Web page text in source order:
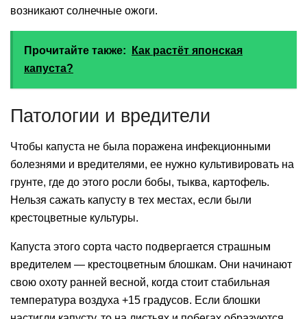
возникают солнечные ожоги.
Прочитайте также:
Как растёт японская
капуста?
Патологии и вредители
Чтобы капуста не была поражена инфекционными
болезнями и вредителями, ее нужно культивировать на
грунте, где до этого росли бобы, тыква, картофель.
Нельзя сажать капусту в тех местах, если были
крестоцветные культуры.
Капуста этого сорта часто подвергается страшным
вредителем — крестоцветным блошкам. Они начинают
свою охоту ранней весной, когда стоит стабильная
температура воздуха +15 градусов. Если блошки